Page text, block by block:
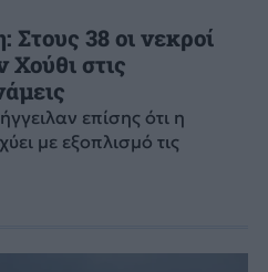
38 οι νεκροί
Χούθι στις
επίσης ότι η
με εξοπλισμό τις